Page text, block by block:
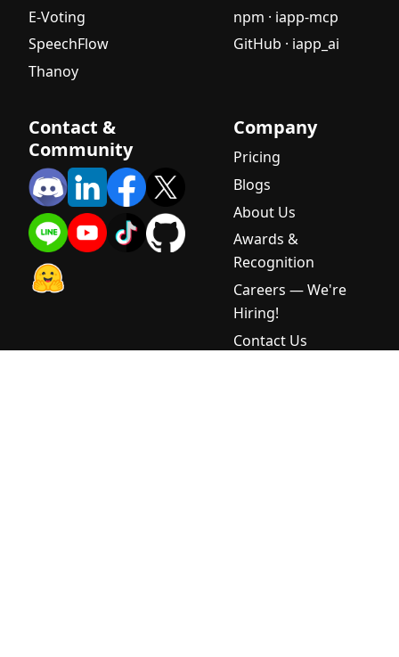
AI: คู่มือฉบับ
สำหรับผู้เริ่ม
ต้น
คืออะไร?
คู่มือฉบับ
สำหรับผู้เริ่ม
Small
Language
Model
(SLM) คือ
E-Voting
SpeechFlow
Thanoy
npm · iapp-mcp
GitHub · iapp_ai
Contact &
Community
Company
Pricing
Blogs
About Us
Awards &
Recognition
Careers — We're
Hiring!
Contact Us